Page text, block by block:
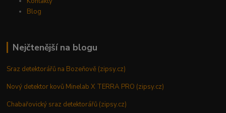
Blog
Nejčtenější na blogu
Sraz detektorářů na Bozeňově (zipsy.cz)
Nový detektor kovů Minelab X TERRA PRO (zipsy.cz)
Chabařovický sraz detektorářů (zipsy.cz)